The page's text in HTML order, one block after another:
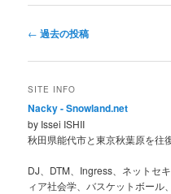
投
ナ
ー
シ
ョ
ン
← 過去の投稿
SITE INFO
Nacky - Snowland.net
by Issei ISHII
秋田県能代市と東京秋葉原を往
DJ、DTM、Ingress、ネットセ
ィア社会学、バスケットボール